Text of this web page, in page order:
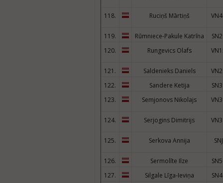
118. Ruciņš Mārtiņš
119. Rūmniece-Pakule Katrīna
120.
Rungevics Olafs
121. Saldenieks Daniels
122.
Sandere Ketija
123.
Semjonovs Nikolajs
124. Serjogins Dimitrijs
125. Serkova Annija SNJ
126. Sermolīte Ilze
127.
Silgale Līga-Ieviņa